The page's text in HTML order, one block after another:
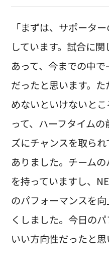
「まずは、サポータ
しています。試合に
あって、今までの中
だったと思います。
めないといけないと
って、ハーフタイム
ズにチャンスを取ら
ありました。チーム
を持っていますし、
のパフォーマンスを
くしました。今日の
いい方向性だったと思